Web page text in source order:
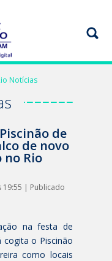
Notícias
de
de novo
no Rio
19:55 | Publicado
na festa de
cogita o Piscinão
como locais